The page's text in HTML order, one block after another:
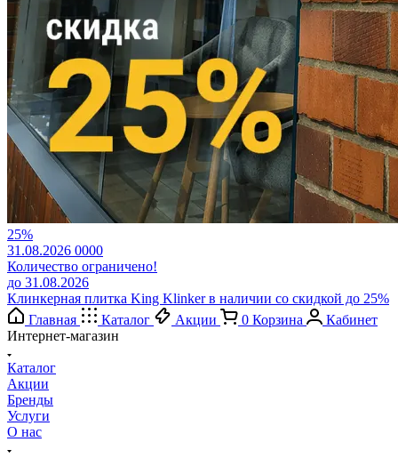
25%
31.08.2026 0000
Количество ограничено!
до 31.08.2026
Клинкерная плитка King Klinker в наличии со скидкой до 25%
Главная
Каталог Акции 0 Корзина
Кабинет
Интернет-магазин
Каталог
Акции
Бренды
Услуги
О нас